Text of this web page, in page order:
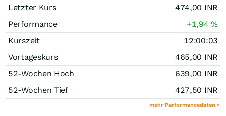
Letzter Kurs
474,00 INR
Performance
+1,94%
Kurszeit
12:00:03
Vortageskurs
465,00 INR
52-Wochen Hoch
639,00 INR
52-Wochen Tief
427,50 INR
mehr Performancedaten »